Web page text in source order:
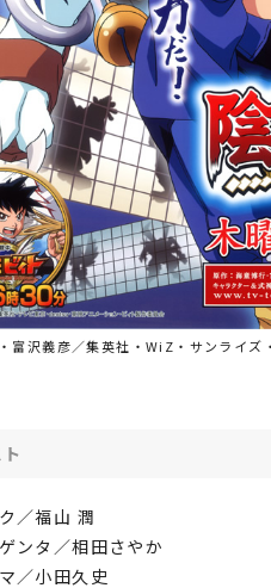
富沢義彦／集英社・WiZ・サンライズ
／福山 潤
ンタ／相田さやか
／小田久史